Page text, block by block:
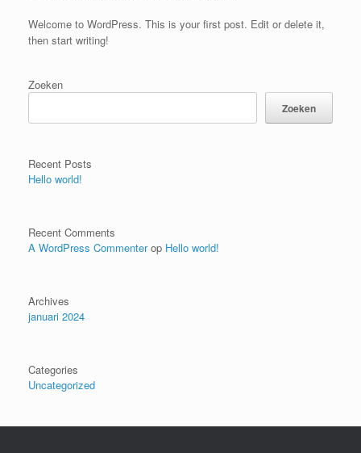
Welcome to WordPress. This is your first post. Edit or delete it,
then start writing!
Zoeken
Zoeken
Recent Posts
Hello world!
Recent Comments
A WordPress Commenterop Hello world!
Archives
januari 2024
Categories
Uncategorized